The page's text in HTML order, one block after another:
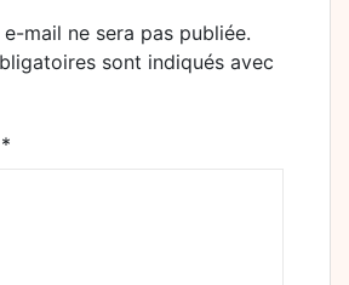
mail ne sera pas publiée.
sont indiqués avec
*